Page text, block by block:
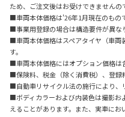
ため、ご注文後はお受けできませんの
■車両本体価格は'26年1月現在のもの
■事業用登録の場合は構造要件が異な
■車両本体価格はスペアタイヤ（車両
す。
■車両本体価格にはオプション価格は
■保険料、税金（除く消費税）、登録
■自動車リサイクル法の施行により、
■ボディカラーおよび内装色は撮影お
えることがあります。また、実車にお